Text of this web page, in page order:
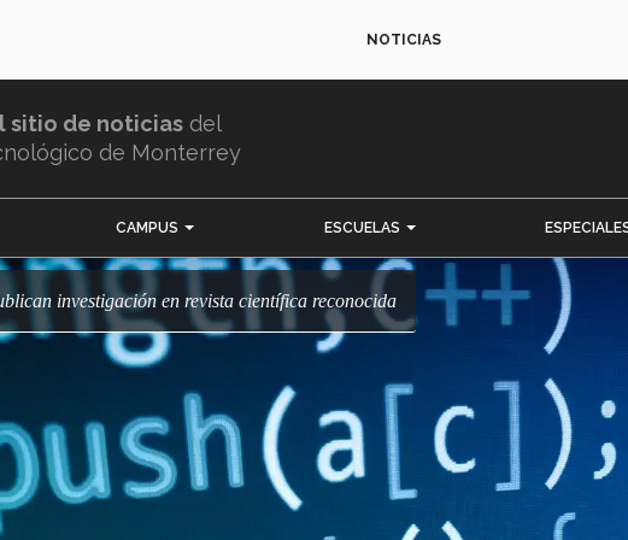
NOTICIAS
sitio de noticias del
de Monterrey
CAMPUS ESCUELAS
investigación en revista científica reconocida